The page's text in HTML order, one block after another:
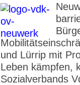
und Lürrip mit
Leben kämpfen,
Sozialverbands